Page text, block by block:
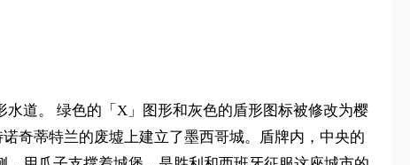
道。 绿色的「X」图形和灰色的盾形图标被修改为樱
奇蒂特兰的废墟上建立了墨西哥城。盾牌内，中央的